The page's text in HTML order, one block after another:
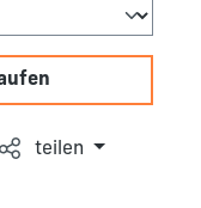
Wert
teilen